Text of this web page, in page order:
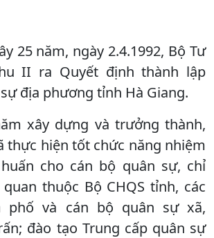
25 năm, ngày 2.4.1992, Bộ Tư
II ra Quyết định thành lập
địa phương tỉnh Hà Giang.
xây dựng và trưởng thành,
thực hiện tốt chức năng nhiệm
cho cán bộ quân sự, chỉ
thuộc Bộ CHQS tỉnh, các
phố và cán bộ quân sự xã,
đào tạo Trung cấp quân sự